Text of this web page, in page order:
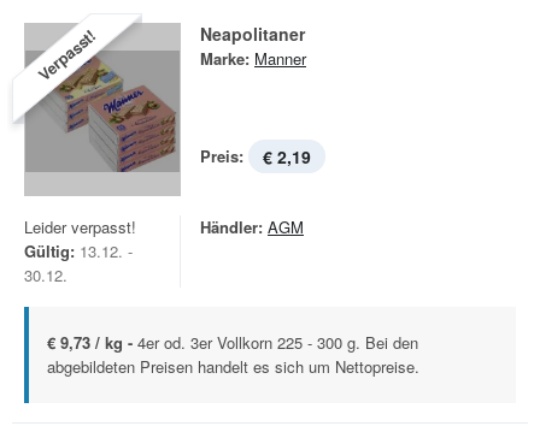
Verpasst! Neapolitaner
Marke: Manner
Preis: € 2,19
Leider verpasst!
Gültig: 13.12. -
30.12.
Händler: AGM
€ 9,73 / kg - 4er od. 3er Vollkorn 225 - 300 g. Bei den
abgebildeten Preisen handelt es sich um Nettopreise.